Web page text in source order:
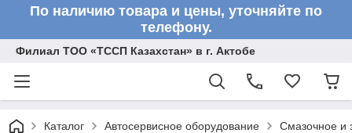
По наличию товара и цены, уточняйте по
телефону.
Филиал ТОО «ТССП Казахстан» в г. Актобе
Каталог Автосервисное оборудование Смазочное и